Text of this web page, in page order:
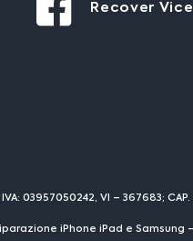
Recover
IVA: 03957050242, VI – 367683;
iPhone iPad e